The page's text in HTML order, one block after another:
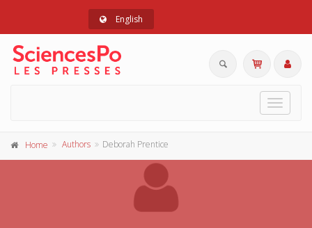
English
Toggle
Home Authors Deborah Prentice